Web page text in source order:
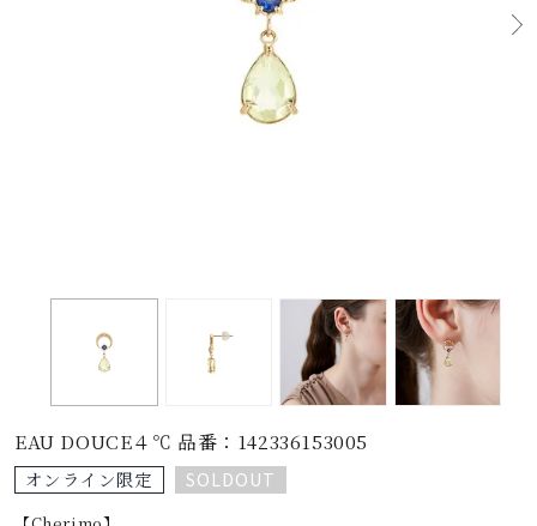
誕生石
石の色
EAU DOUCE４℃ 品番：142336153005
オンライン限定 SOLDOUT